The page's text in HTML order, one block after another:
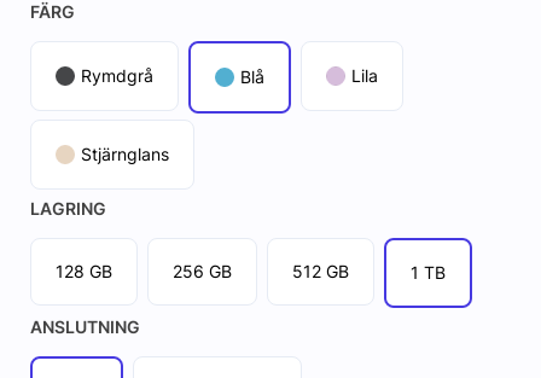
FÄRG
Rymdgrå Blå Lila
Stjärnglans
LAGRING
128 GB 256 GB 512 GB 1 TB
ANSLUTNING